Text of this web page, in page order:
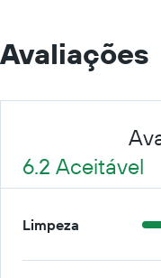
Avaliações
6.2 Aceitável
Limpeza